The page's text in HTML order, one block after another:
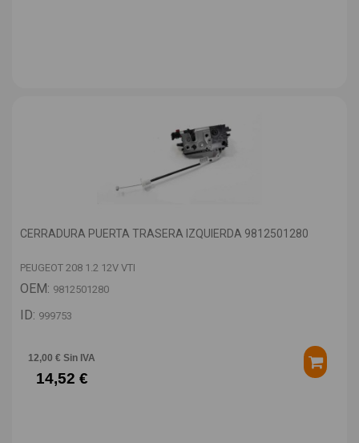
CERRADURA PUERTA TRASERA IZQUIERDA 9812501280
PEUGEOT 208 1.2 12V VTI
OEM: 9812501280
ID: 999753
12,00 € Sin IVA
14,52 €